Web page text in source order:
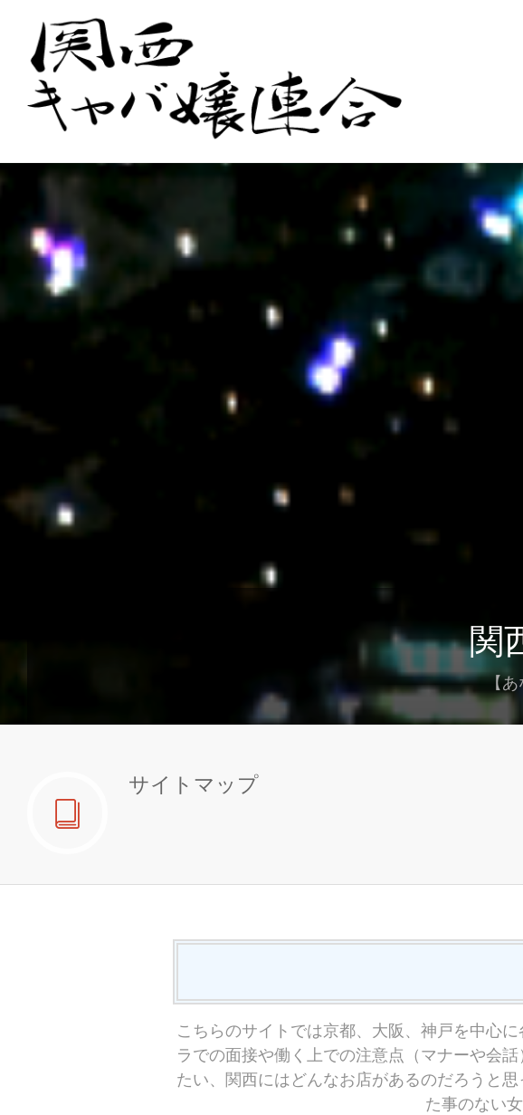
関
【あ
サイトマップ
こちらのサイトでは京都、大阪、神戸を中心
ラでの面接や働く上での注意点（マナーや会
たい、関西にはどんなお店があるのだろうと
た事のない